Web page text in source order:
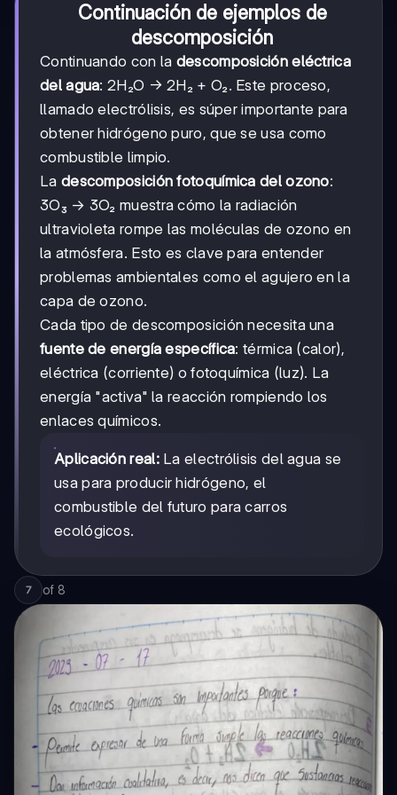
Continuación de ejemplos de
descomposición
Continuando con la descomposición eléctrica
del agua: 2H₂O → 2H₂ + O₂. Este proceso,
llamado electrólisis, es súper importante para
obtener hidrógeno puro, que se usa como
combustible limpio.
La descomposición fotoquímica del ozono:
3O₃ → 3O₂ muestra cómo la radiación
ultravioleta rompe las moléculas de ozono en
la atmósfera. Esto es clave para entender
problemas ambientales como el agujero en la
capa de ozono.
Cada tipo de descomposición necesita una
fuente de energía específica: térmica (calor),
eléctrica (corriente) o fotoquímica (luz). La
energía "activa" la reacción rompiendo los
enlaces químicos.
Aplicación real:La electrólisis del agua se
usa para producir hidrógeno, el
combustible del futuro para carros
ecológicos.
7 of 8